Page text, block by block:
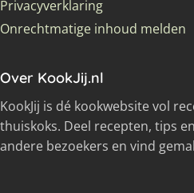
Privacyverklaring
Onrechtmatige inhoud melden
Over KookJij.nl
KookJij is dé kookwebsite vol
thuiskoks. Deel recepten, tips
andere bezoekers en vind